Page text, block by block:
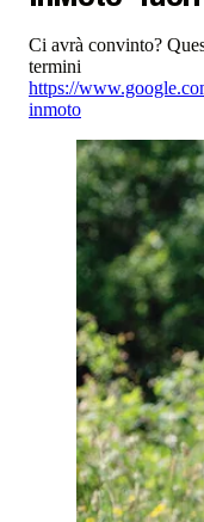
Ci avrà convinto?
termini
https://
inmoto